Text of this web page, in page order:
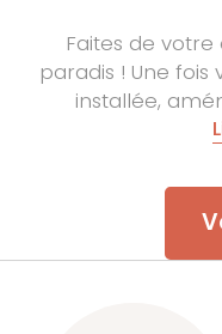
Faites de
paradis ! Une
installée,